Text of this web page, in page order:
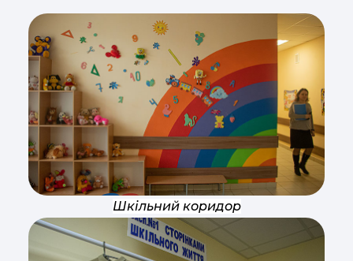
Шкільний коридор